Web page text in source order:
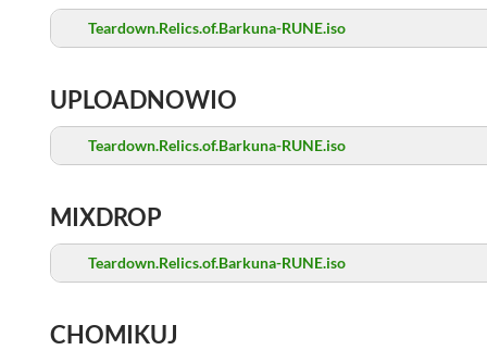
Teardown.Relics.of.Barkuna-RUNE.iso
UPLOADNOWIO
Teardown.Relics.of.Barkuna-RUNE.iso
MIXDROP
Teardown.Relics.of.Barkuna-RUNE.iso
CHOMIKUJ